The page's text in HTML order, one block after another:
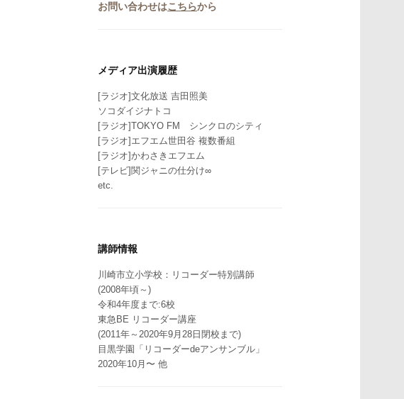
お問い合わせはこちらから
メディア出演履歴
[ラジオ]文化放送 吉田照美
ソコダイジナトコ
[ラジオ]TOKYO FM シンクロのシティ
[ラジオ]エフエム世田谷 複数番組
[ラジオ]かわさきエフエム
[テレビ]関ジャニの仕分け∞
etc.
講師情報
川崎市立小学校：リコーダー特別講師
(2008年頃～)
令和4年度まで:6校
東急BE リコーダー講座
(2011年～2020年9月28日閉校まで)
目黒学園「リコーダーdeアンサンブル」
2020年10月〜 他